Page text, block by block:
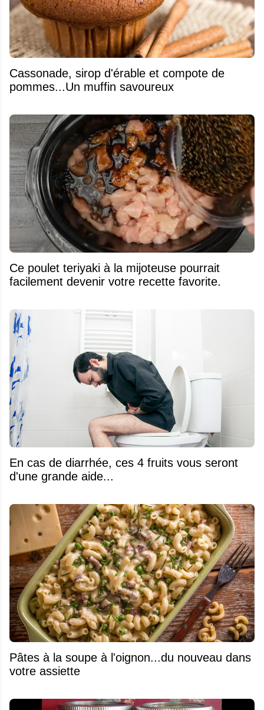
​Cassonade, sirop d'érable et compote de
pommes...Un muffin savoureux
Ce poulet teriyaki à la mijoteuse pourrait
facilement devenir votre recette favorite.
En cas de diarrhée, ces 4 fruits vous seront
d'une grande aide...
Pâtes à la soupe à l'oignon...du nouveau dans
votre assiette